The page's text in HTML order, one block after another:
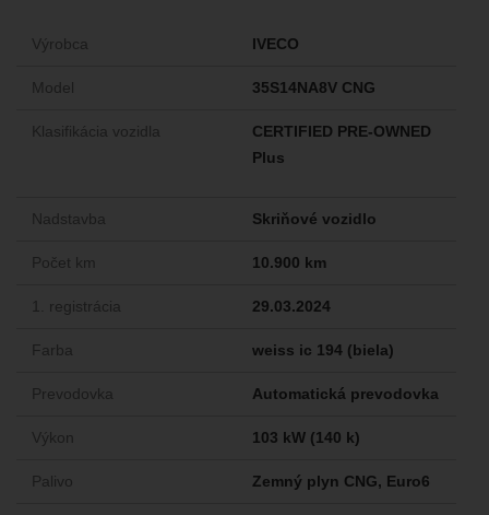
Výrobca IVECO
Model 35S14NA8V CNG
Klasifikácia vozidla
CERTIFIED PRE-OWNED
Plus
Nadstavba Skriňové vozidlo
Počet km 10.900 km
1. registrácia 29.03.2024
Farba weiss ic 194 (biela)
Prevodovka Automatická prevodovka
Výkon 103 kW (140 k)
Palivo Zemný plyn CNG, Euro6